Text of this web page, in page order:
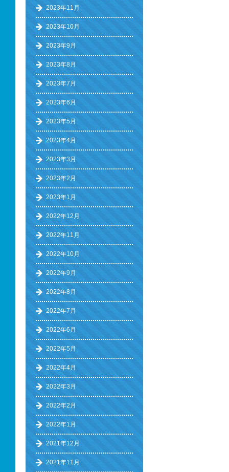
2023年11月
2023年10月
2023年9月
2023年8月
2023年7月
2023年6月
2023年5月
2023年4月
2023年3月
2023年2月
2023年1月
2022年12月
2022年11月
2022年10月
2022年9月
2022年8月
2022年7月
2022年6月
2022年5月
2022年4月
2022年3月
2022年2月
2022年1月
2021年12月
2021年11月